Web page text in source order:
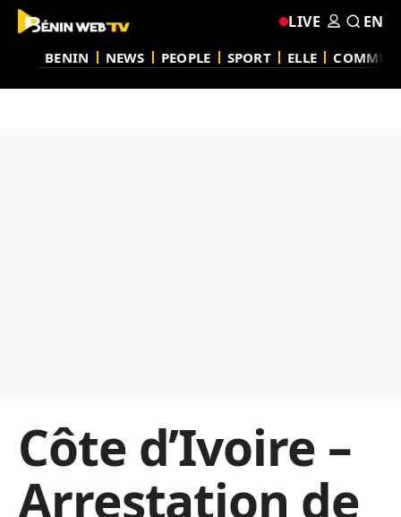
BENIN NEWS PEOPLE SPORT ELLE
LIVE EN
Côte d’Ivoire –
Arrestation de